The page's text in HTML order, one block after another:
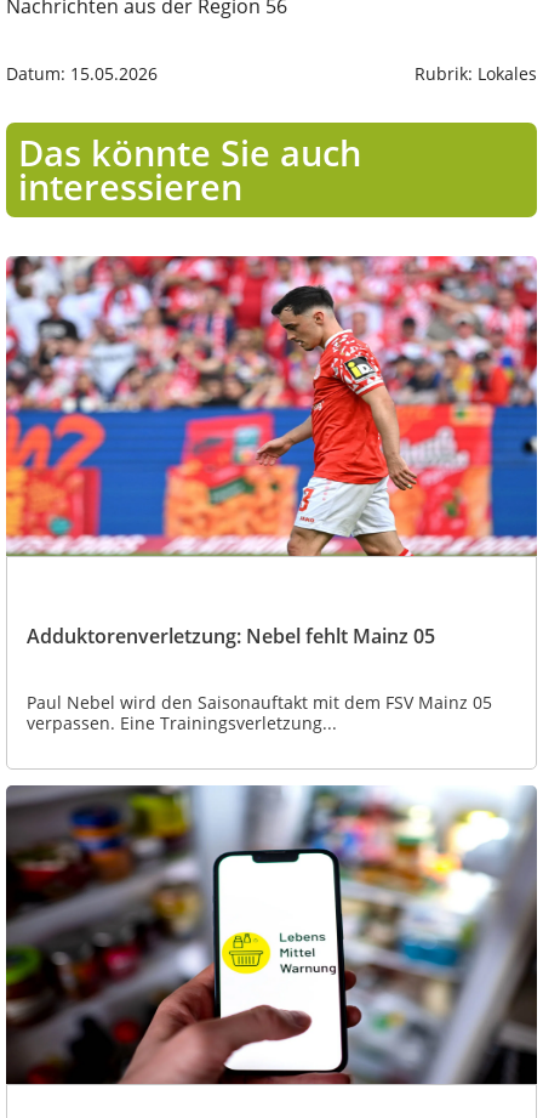
Nachrichten aus der Region 56
Datum: 15.05.2026 Rubrik: Lokales
Das könnte Sie auch
interessieren
Adduktorenverletzung: Nebel fehlt Mainz 05
Paul Nebel wird den Saisonauftakt mit dem FSV Mainz 05
verpassen. Eine Trainingsverletzung...